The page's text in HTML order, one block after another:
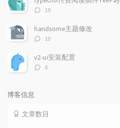
评
数：
19
handsome主题修改
评
数：
10
v2-ui安装配置
评
8
博客信息
文章数目